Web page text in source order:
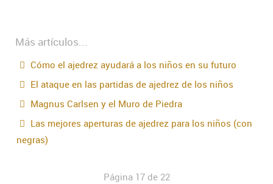
Más artículos...
Cómo el ajedrez ayudará a los niños en su futuro
El ataque en las partidas de ajedrez de los niños
Magnus Carlsen y el Muro de Piedra
Las mejores aperturas de ajedrez para los niños (con
negras)
Página 17 de 22